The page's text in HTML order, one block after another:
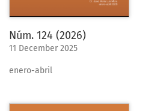
Núm. 124 (2026)
11 December 2025
enero-abril